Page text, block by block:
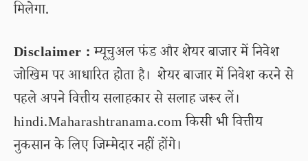
मिलेगा.
Disclaimer :म्यूचुअल फंड और शेयर बाजार में निवेश
जोखिम पर आधारित होता है। शेयर बाजार में निवेश करने से
पहले अपने वित्तीय सलाहकार से सलाह जरूर लें।
hindi.Maharashtranama.com किसी भी वित्तीय
नुकसान के लिए जिम्मेदार नहीं होंगे।